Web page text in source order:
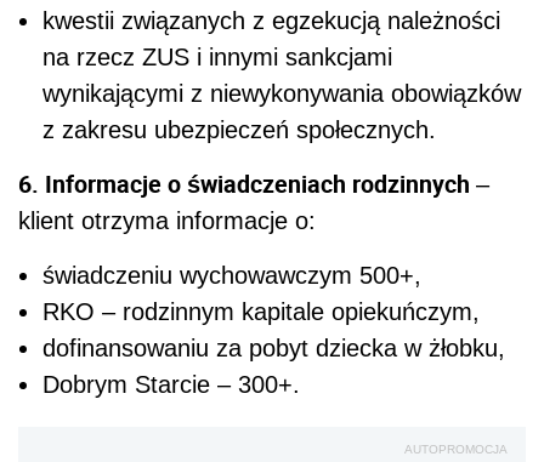
kwestii związanych z egzekucją należności
na rzecz ZUS i innymi sankcjami
wynikającymi z niewykonywania obowiązków
z zakresu ubezpieczeń społecznych.
6. Informacje o świadczeniach rodzinnych –
klient otrzyma informacje o:
świadczeniu wychowawczym 500+,
RKO – rodzinnym kapitale opiekuńczym,
dofinansowaniu za pobyt dziecka w żłobku,
Dobrym Starcie – 300+.
AUTOPROMOCJA